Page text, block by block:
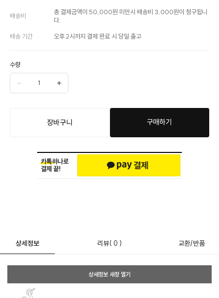
배송비
총 결제금액이 50,000원 미만시 배송비 3,000원이 청구됩니
다.
배송 기간 오후 2시까지 결제 완료 시 당일 출고
수량
장바구니 구매하기
상세정보 리뷰( 0 ) 교환/반품
상세정보 새창 열기